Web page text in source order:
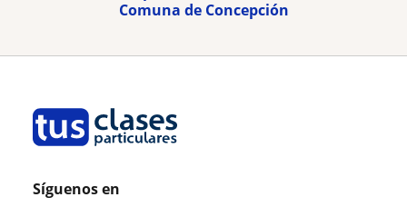
Comuna de Concepción
Síguenos en